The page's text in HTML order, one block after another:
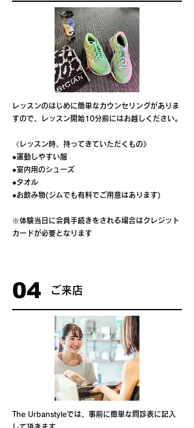
レッスンのはじめに簡単なカウンセリングがありま
すので、レッスン開始10分前にはお越しください。
《レッスン時、持ってきていただくもの》
●運動しやすい服
●室内用のシューズ
●タオル
●お飲み物(ジムでも有料でご用意はあります)
※体験当日に会員手続きをされる場合はクレジット
カードが必要となります
04 ご来店
The Urbanstyleでは、事前に簡単な問診表に記入